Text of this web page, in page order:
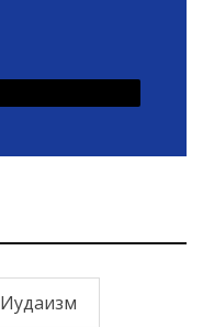
Иудаизм